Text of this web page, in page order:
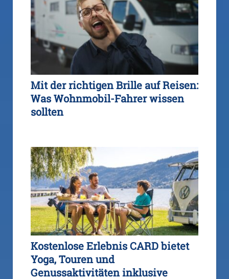
Mit der richtigen Brille auf Reisen:
Was Wohnmobil-Fahrer wissen
sollten
Kostenlose Erlebnis CARD bietet
Yoga, Touren und
Genussaktivitäten inklusive